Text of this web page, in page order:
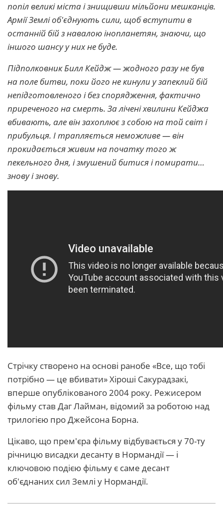
попіл великі міста і знищивши мільйони мешканців.
Армії Землі об'єднують сили, щоб вступити в
останній бій з навалою інопланетян, знаючи, що
іншого шансу у них не буде.
Підполковник Билл Кейдж — жодного разу не був
на поле битви, поки його не кинули у запеклий бій
непідготовленого і без спорядження, фактично
приреченого на смерть. За лічені хвилини Кейджа
вбивають, але він захоплює з собою на той світ і
прибульця. І трапляється неможливе — він
прокидається живим на початку того ж
пекельного дня, і змушений битися і помирати…
знову і знову.
Стрічку створено на основі ранобе «Все, що тобі
потрібно — це вбивати» Хіроші Сакурадзакі,
вперше опублікованого 2004 року. Режисером
фільму став Даг Лайман, відомий за роботою над
трилогією про Джейсона Борна.
Цікаво, що прем'єра фільму відбувається у 70-ту
річницю висадки десанту в Нормандії — і
ключовою подією фільму є саме десант
об'єднаних сил Землі у Нормандії.